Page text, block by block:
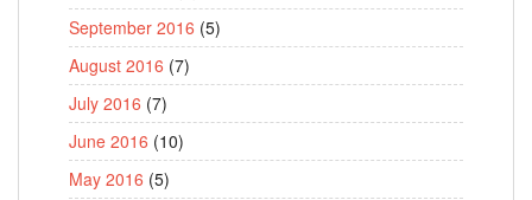
September 2016 (5)
August 2016 (7)
July 2016 (7)
June 2016 (10)
May 2016 (5)